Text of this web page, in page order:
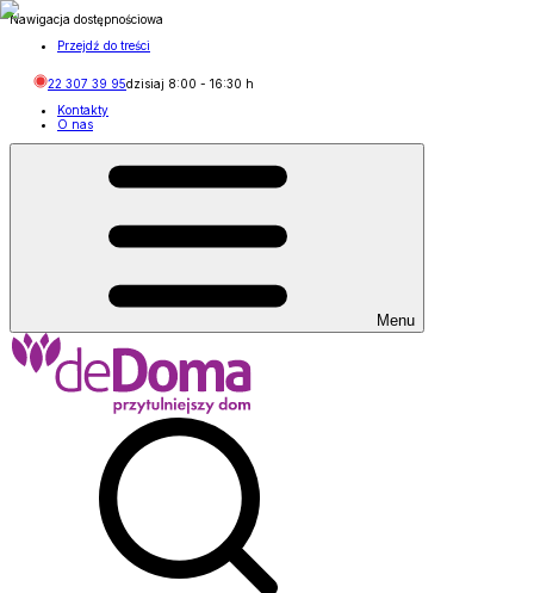
Nawigacja dostępnościowa
Przejdź do treści
22 307 39 95dzisiaj 8:00 - 16:30 h
Kontakty
O nas
Menu